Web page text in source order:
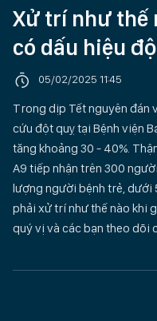
Xử trí như thế
có dấu hiệu
05/02/2025 11:45
Trong dịp Tết nguyên đán
cứu đột quỵ tại Bệnh viện
tăng khoảng 30 - 40%.
A9 tiếp nhận trên 300
lượng người bệnh trẻ, dưới
phải xử trí như thế nào khi
quý vị và các bạn theo dõi